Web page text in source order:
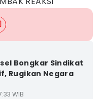
Bongkar Sindikat
Rugikan Negara
WIB